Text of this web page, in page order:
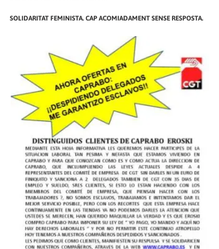
SOLIDARITAT FEMINISTA. CAP ACOMIADAMENT SENSE RESPOSTA.